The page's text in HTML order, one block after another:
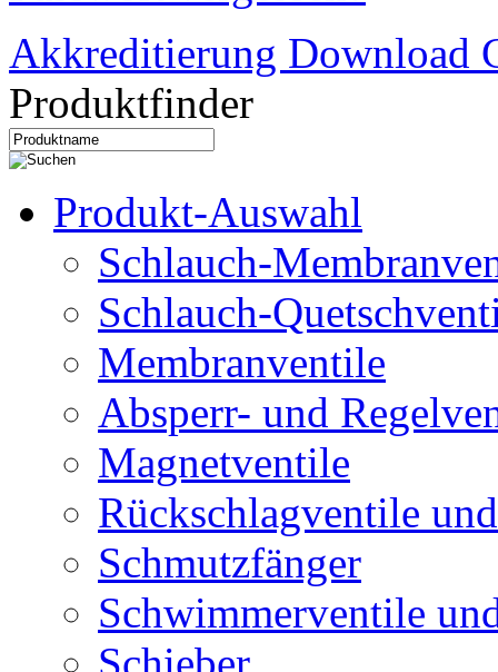
Akkreditierung Download
Produktfinder
Produkt-Auswahl
Schlauch-
Schlauch-
Membranventile
Absperr- und
Magnetventile
Rückschlagventile
Schmutzfänger
Schwimmerventile
Schieber